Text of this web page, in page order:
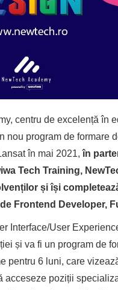
centru de excelență în
nou program de formare
în mai 2021,în
Tech Training,
și își
Frontend Developer,
Interface/User
și va fi un program de
pentru 6 luni, care
acceseze poziții